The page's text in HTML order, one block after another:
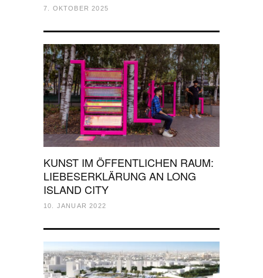
7. OKTOBER 2025
KUNST IM ÖFFENTLICHEN RAUM:
LIEBESERKLÄRUNG AN LONG
ISLAND CITY
10. JANUAR 2022